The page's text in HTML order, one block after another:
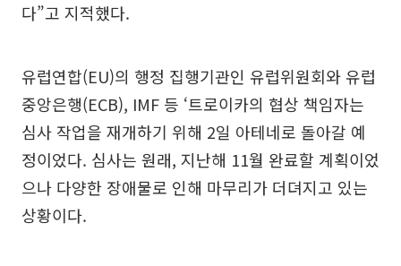
다”고 지적했다.
유럽연합(EU)의 행정 집행기관인 유럽위원회와 유럽
중앙은행(ECB), IMF 등 ‘트로이카의 협상 책임자는
심사 작업을 재개하기 위해 2일 아테네로 돌아갈 예
정이었다. 심사는 원래, 지난해 11월 완료할 계획이었
으나 다양한 장애물로 인해 마무리가 더뎌지고 있는
상황이다.